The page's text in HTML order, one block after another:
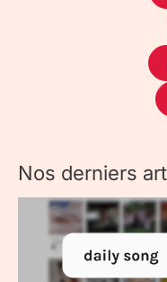
Nos derniers